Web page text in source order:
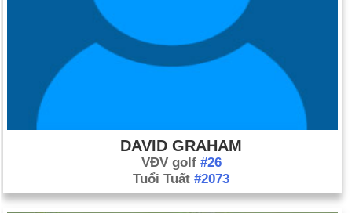
DAVID GRAHAM
VĐV golf #26
Tuổi Tuất #2073